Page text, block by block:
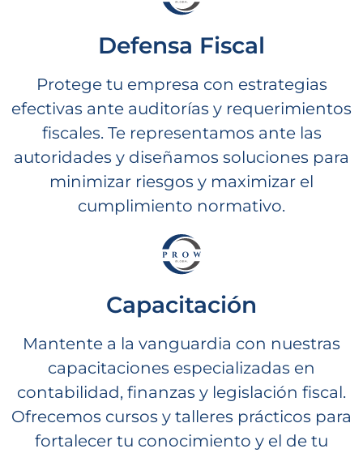
Defensa Fiscal
Protege tu empresa con estrategias
efectivas ante auditorías y requerimientos
fiscales. Te representamos ante las
autoridades y diseñamos soluciones para
minimizar riesgos y maximizar el
cumplimiento normativo.
Capacitación
Mantente a la vanguardia con nuestras
capacitaciones especializadas en
contabilidad, finanzas y legislación fiscal.
Ofrecemos cursos y talleres prácticos para
fortalecer tu conocimiento y el de tu